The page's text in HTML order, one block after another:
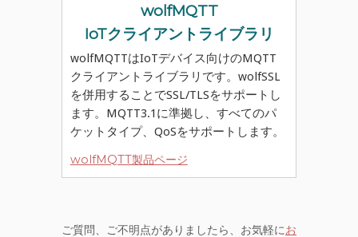
wolfMQTT
IoTクライアントライブラリ
wolfMQTTはIoTデバイス向けのMQTT
クライアントライブラリです。wolfSSL
を併用することでSSL/TLSをサポートし
ます。MQTT3.1に準拠し、すべてのパ
ケットタイプ、QoSをサポートします。
wolfMQTT製品ページ
ご質問、ご不明点がありましたら、お気軽にお